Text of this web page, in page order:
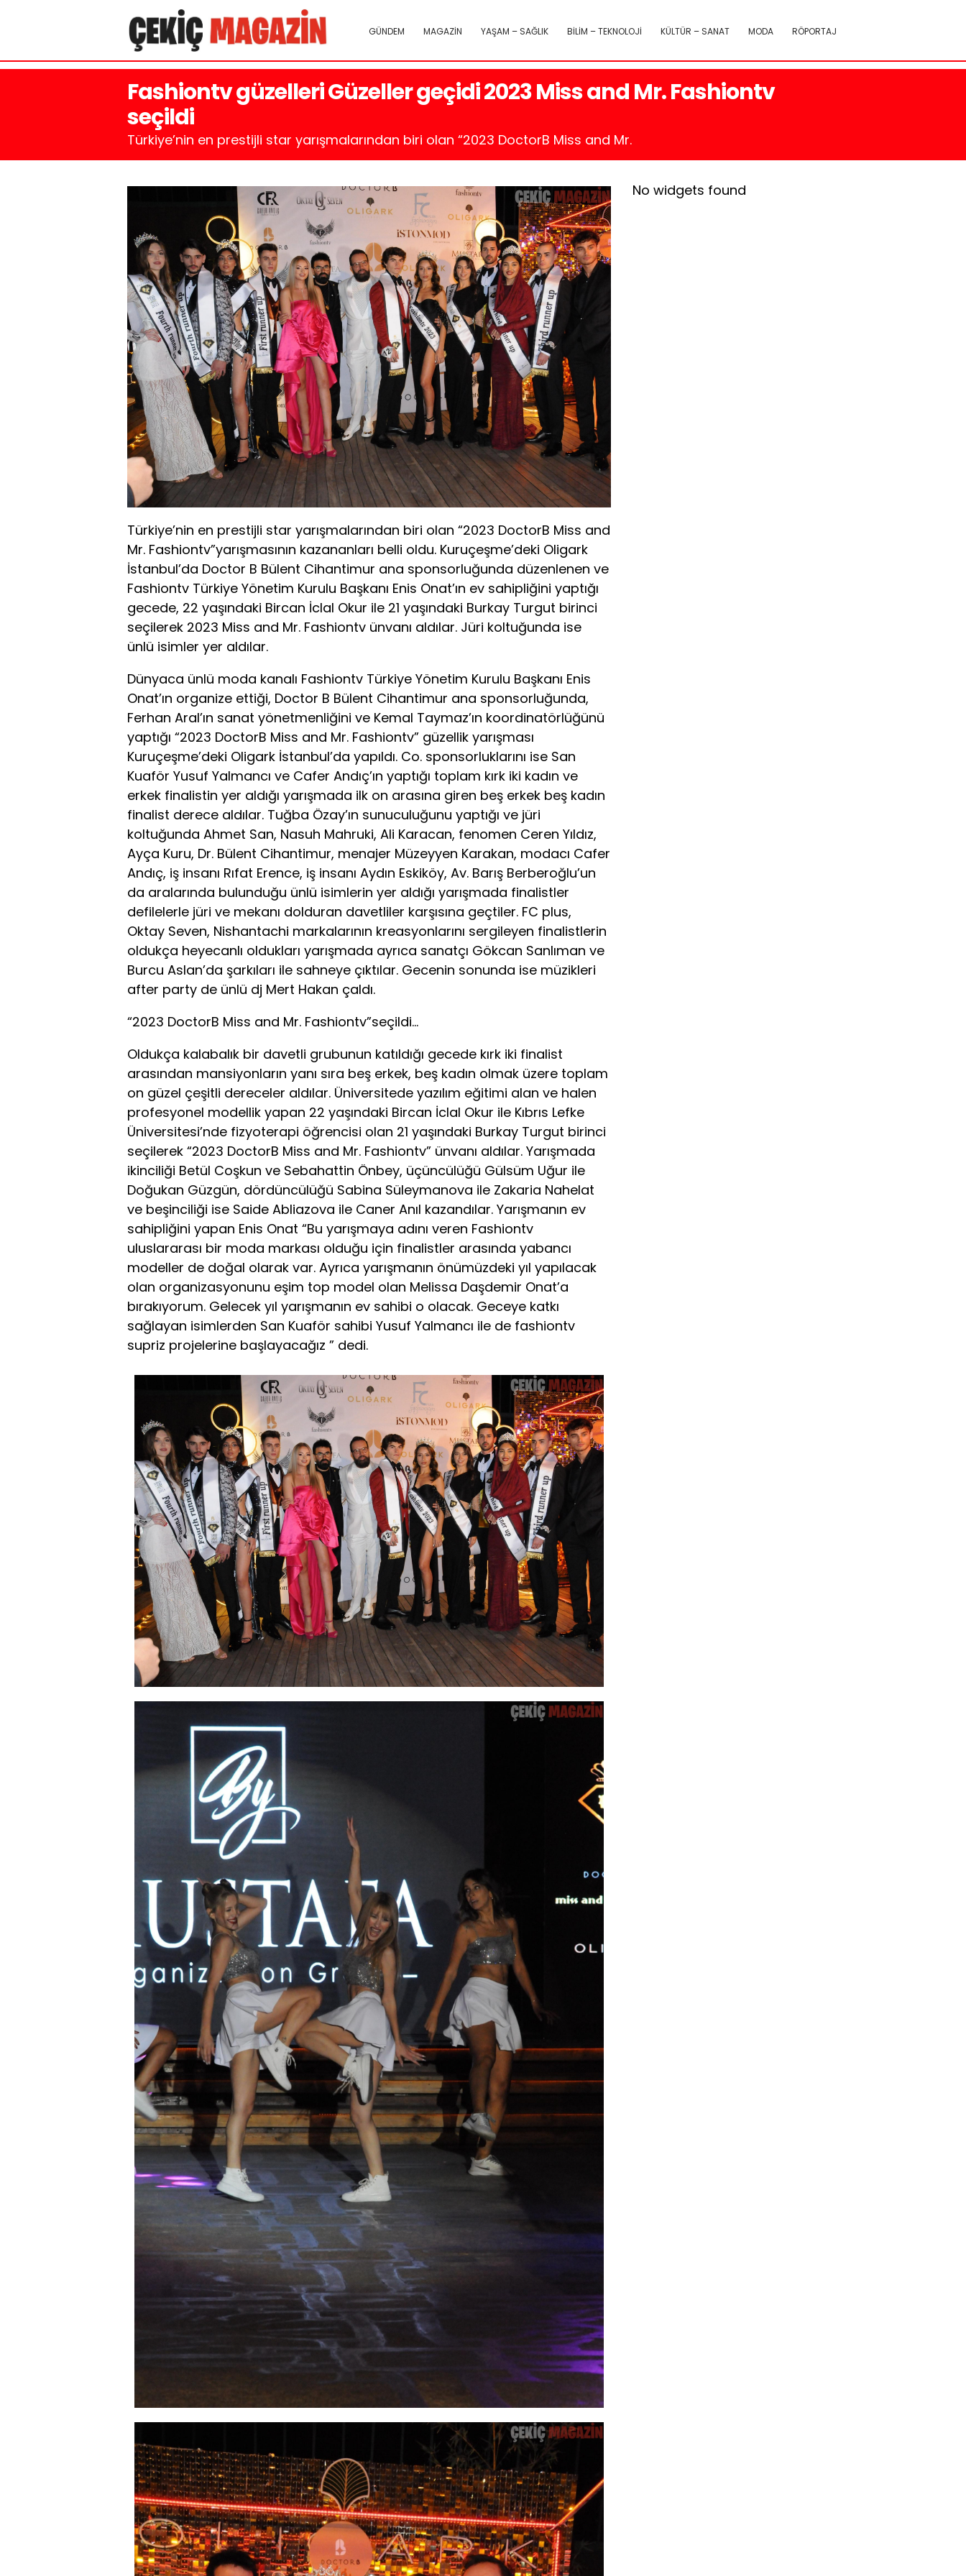
GÜNDEM MAGAZİN YAŞAM – SAĞLIK BİLİM – TEKNOLOJİ KÜLTÜR – SANAT MODA RÖPORTAJ
Fashiontv güzelleri Güzeller geçidi 2023 Miss and Mr. Fashiontv
seçildi
Türkiye’nin en prestijli star yarışmalarından biri olan “2023 DoctorB Miss and Mr.
Türkiye’nin en prestijli star yarışmalarından biri olan “2023 DoctorB Miss and
Mr. Fashiontv”yarışmasının kazananları belli oldu. Kuruçeşme’deki Oligark
İstanbul’da Doctor B Bülent Cihantimur ana sponsorluğunda düzenlenen ve
Fashiontv Türkiye Yönetim Kurulu Başkanı Enis Onat’ın ev sahipliğini yaptığı
gecede, 22 yaşındaki Bircan İclal Okur ile 21 yaşındaki Burkay Turgut birinci
seçilerek 2023 Miss and Mr. Fashiontv ünvanı aldılar. Jüri koltuğunda ise
ünlü isimler yer aldılar.
Dünyaca ünlü moda kanalı Fashiontv Türkiye Yönetim Kurulu Başkanı Enis
Onat’ın organize ettiği, Doctor B Bülent Cihantimur ana sponsorluğunda,
Ferhan Aral’ın sanat yönetmenliğini ve Kemal Taymaz’ın koordinatörlüğünü
yaptığı “2023 DoctorB Miss and Mr. Fashiontv” güzellik yarışması
Kuruçeşme’deki Oligark İstanbul’da yapıldı. Co. sponsorluklarını ise San
Kuaför Yusuf Yalmancı ve Cafer Andıç’ın yaptığı toplam kırk iki kadın ve
erkek finalistin yer aldığı yarışmada ilk on arasına giren beş erkek beş kadın
finalist derece aldılar. Tuğba Özay’ın sunuculuğunu yaptığı ve jüri
koltuğunda Ahmet San, Nasuh Mahruki, Ali Karacan, fenomen Ceren Yıldız,
Ayça Kuru, Dr. Bülent Cihantimur, menajer Müzeyyen Karakan, modacı Cafer
Andıç, iş insanı Rıfat Erence, iş insanı Aydın Eskiköy, Av. Barış Berberoğlu’un
da aralarında bulunduğu ünlü isimlerin yer aldığı yarışmada finalistler
defilelerle jüri ve mekanı dolduran davetliler karşısına geçtiler. FC plus,
Oktay Seven, Nishantachi markalarının kreasyonlarını sergileyen finalistlerin
oldukça heyecanlı oldukları yarışmada ayrıca sanatçı Gökcan Sanlıman ve
Burcu Aslan’da şarkıları ile sahneye çıktılar. Gecenin sonunda ise müzikleri
after party de ünlü dj Mert Hakan çaldı.
“2023 DoctorB Miss and Mr. Fashiontv”seçildi…
Oldukça kalabalık bir davetli grubunun katıldığı gecede kırk iki finalist
arasından mansiyonların yanı sıra beş erkek, beş kadın olmak üzere toplam
on güzel çeşitli dereceler aldılar. Üniversitede yazılım eğitimi alan ve halen
profesyonel modellik yapan 22 yaşındaki Bircan İclal Okur ile Kıbrıs Lefke
Üniversitesi’nde fizyoterapi öğrencisi olan 21 yaşındaki Burkay Turgut birinci
seçilerek “2023 DoctorB Miss and Mr. Fashiontv” ünvanı aldılar. Yarışmada
ikinciliği Betül Coşkun ve Sebahattin Önbey, üçüncülüğü Gülsüm Uğur ile
Doğukan Güzgün, dördüncülüğü Sabina Süleymanova ile Zakaria Nahelat
ve beşinciliği ise Saide Abliazova ile Caner Anıl kazandılar. Yarışmanın ev
sahipliğini yapan Enis Onat “Bu yarışmaya adını veren Fashiontv
uluslararası bir moda markası olduğu için finalistler arasında yabancı
modeller de doğal olarak var. Ayrıca yarışmanın önümüzdeki yıl yapılacak
olan organizasyonunu eşim top model olan Melissa Daşdemir Onat’a
bırakıyorum. Gelecek yıl yarışmanın ev sahibi o olacak. Geceye katkı
sağlayan isimlerden San Kuaför sahibi Yusuf Yalmancı ile de fashiontv
supriz projelerine başlayacağız ” dedi.
No widgets found